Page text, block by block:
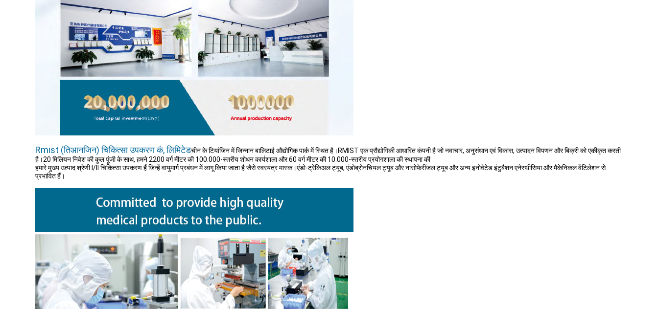
Rmist (तिआनजिन) चिकित्सा उपकरण कं, लिमिटेडचीन के टियांजिन में जिन्नान बालिटाई औद्योगिक पार्क में स्थित है।RMIST एक प्रौद्योगिकी आधारित कंपनी है जो नवाचार, अनुसंधान एवं विकास, उत्पादन विपणन और बिक्री को एकीकृत करती
है।20 मिलियन निवेश की कुल पूंजी के साथ, हमने 2200 वर्ग मीटर की 100.000-स्तरीय शोधन कार्यशाला और 60 वर्ग मीटर की 10.000-स्तरीय प्रयोगशाला की स्थापना की
हमारे मुख्य उत्पाद श्रेणी I/II चिकित्सा उपकरण हैं जिन्हें वायुमार्ग प्रबंधन में लागू किया जाता है जैसे स्वरयंत्र मास्क।एंडो-ट्रेकिअल ट्यूब, एंडोब्रोनचियल ट्यूब और नासोफेरींजल ट्यूब और अन्य इनोवेटेड इंटुबैशन एनेस्थीसिया और मैकेनिकल वेंटिलेशन से
प्रभावित हैं।